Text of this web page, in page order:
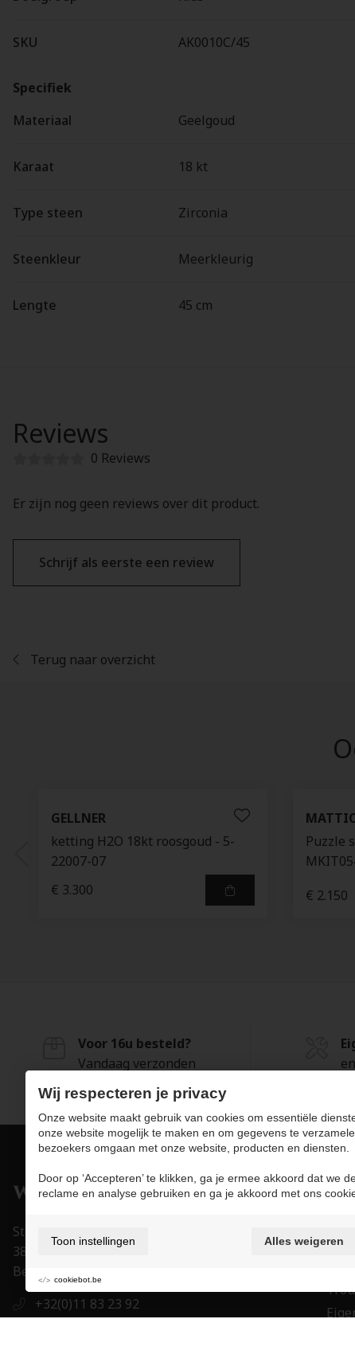
SKU AK0010C/45
Specifiek
Materiaal
Geelgoud
Karaat 18 kt
Type steen Zirconia
Steenkleur Meerkleurig
Lengte 45 cm
Reviews
0 Reviews
Er zijn nog geen reviews over dit product.
Schrijf als eerste een review
Terug naar overzicht
GELLNER
ketting H2O 18kt roosgoud - 5-
22007-07
€ 3.300
Puzzle
€ 2.150
Voor 16u besteld?
Vandaag verzonden
Stapelstraat 15-17
3800 Sint-Truiden
België
+32(0)11 83 23 92
Wij respecteren je privacy
Onze website maakt gebruik van cookies om essentiële
onze website mogelijk te maken en om gegevens te
bezoekers omgaan met onze website, producten en diensten.
Door op ‘Accepteren’ te klikken, ga je ermee akkoord dat we
reclame en analyse gebruiken en ga je akkoord met ons
Toon instellingen Alles weigeren
cookiebot.be